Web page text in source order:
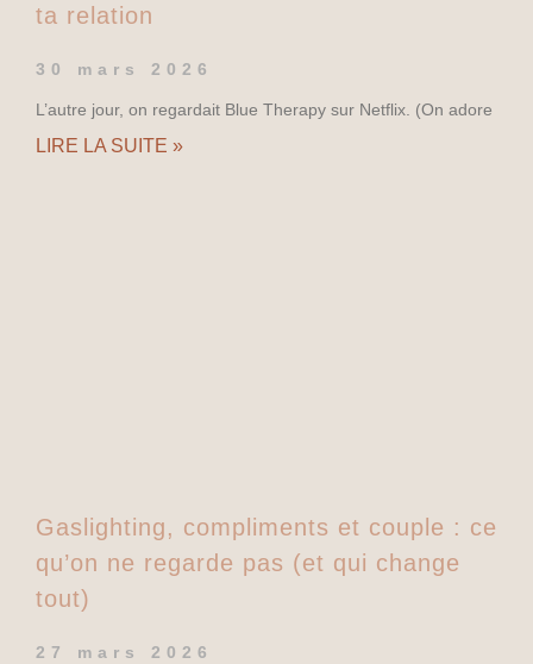
ta relation
30 mars 2026
L’autre jour, on regardait Blue Therapy sur Netflix. (On adore
LIRE LA SUITE »
Gaslighting, compliments et couple : ce
qu’on ne regarde pas (et qui change
tout)
27 mars 2026